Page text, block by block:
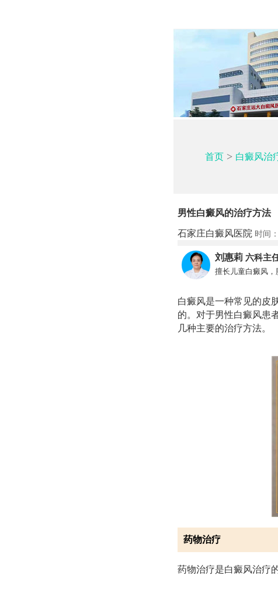
首页> 白癜风治
男性白癜风的治疗方法
石家庄白癜风医院 时间
刘惠莉 六科主
擅长儿童白癜风
白癜风是一种常见的皮
的。对于男性白癜风患
几种主要的治疗方法。
药物治疗
药物治疗是白癜风治疗